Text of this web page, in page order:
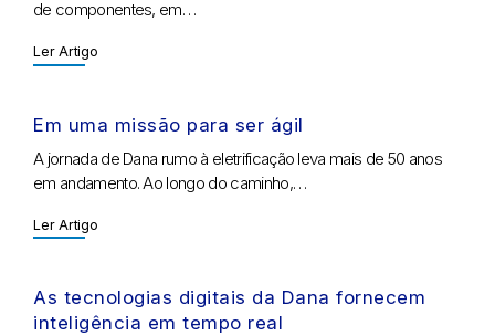
de componentes, em…
Ler Artigo
Em uma missão para ser ágil
A jornada de Dana rumo à eletrificação leva mais de 50 anos
em andamento. Ao longo do caminho,…
Ler Artigo
As tecnologias digitais da Dana fornecem
inteligência em tempo real